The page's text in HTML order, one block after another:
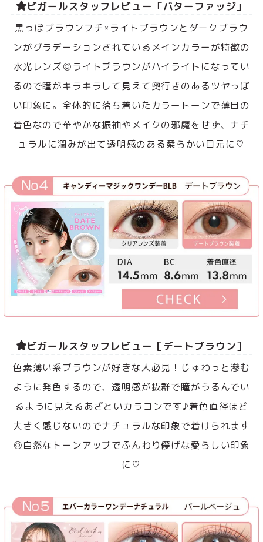
ビガールスタッフレビュー「バターファッジ」
黒っぽブラウンフチ×ライトブラウンとダークブラウ
ンがグラデーションされているメインカラーが特徴の
水光レンズ◎ライトブラウンがハイライトになってい
るので瞳がキラキラして見えて奥行きのあるツヤっぽ
い印象に。全体的に落ち着いたカラートーンで薄目の
着色なので華やかな振袖やメイクの邪魔をせず、ナチ
ュラルに潤みが出て透明感のある柔らかい目元に♡
ビガールスタッフレビュー［デートブラウン］
色素薄い系ブラウンが好きな人必見！じゅわっと滲む
ように発色するので、透明感が抜群で瞳がうるんでい
るように見えるあざといカラコンです♪着色直径ほど
大きく感じないのでナチュラルな印象で着けられます
◎自然なトーンアップでふんわり儚げな愛らしい印象
に♡